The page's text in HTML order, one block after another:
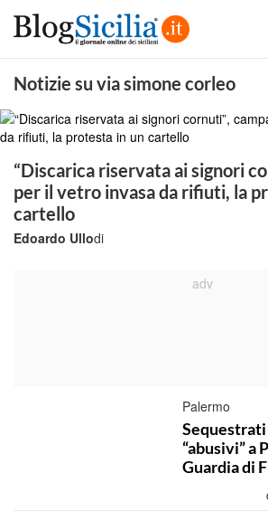
Notizie su via simone corleo
“Discarica riservata ai signori
per il vetro invasa da rifiuti, la
cartello
di
Edoardo Ullo
Palermo
“abusivi” a
Guardia di